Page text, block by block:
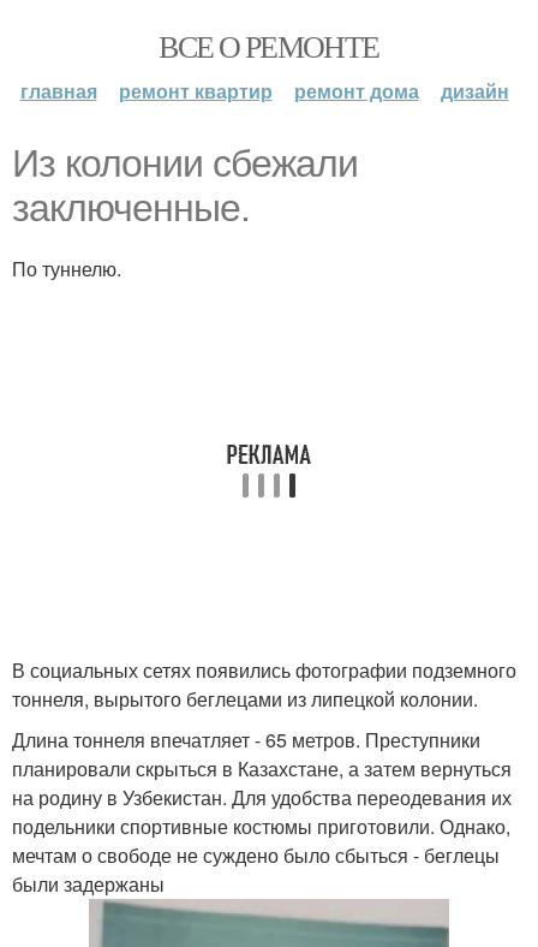
ВСЕ О РЕМОНТЕ
главная ремонт квартир ремонт дома дизайн
Из колонии сбежали
заключенные.
По туннелю.
В социальных сетях появились фотографии подземного
тоннеля, вырытого беглецами из липецкой колонии.
Длина тоннеля впечатляет - 65 метров. Преступники
планировали скрыться в Казахстане, а затем вернуться
на родину в Узбекистан. Для удобства переодевания их
подельники спортивные костюмы приготовили. Однако,
мечтам о свободе не суждено было сбыться - беглецы
были задержаны